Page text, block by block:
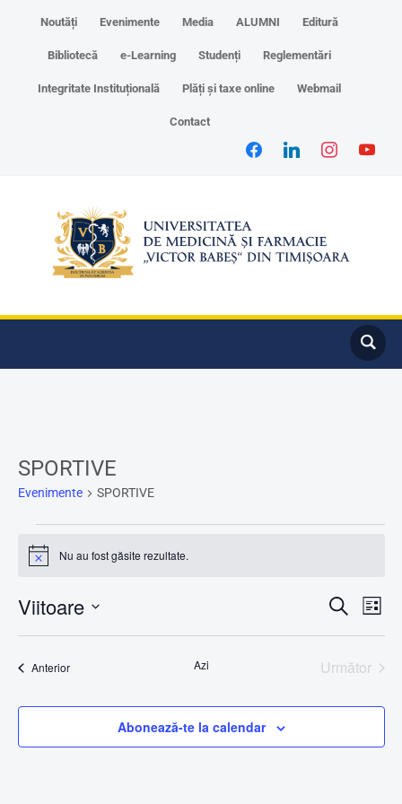
Noutăți Evenimente Media ALUMNI Editură
Bibliotecă e-Learning Studenți Reglementări
Integritate Instituțională Plăți și taxe online Webmail
Contact
SPORTIVE
Evenimente SPORTIVE
NotificareNu au fost găsite rezultate.
în
și
Caută
în
Listă
Viitoare
Selectează
AnteriorEvenimente Azi
Următor
Abonează-te la calendar